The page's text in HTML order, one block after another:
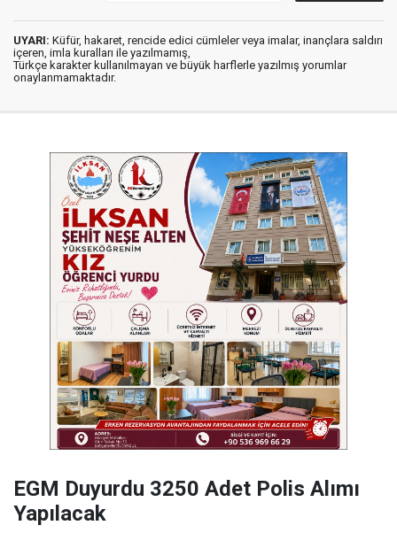
UYARI: Küfür, hakaret, rencide edici cümleler veya imalar, inançlara saldırı
içeren, imla kuralları ile yazılmamış,
Türkçe karakter kullanılmayan ve büyük harflerle yazılmış yorumlar
onaylanmamaktadır.
EGM Duyurdu 3250 Adet Polis Alımı
Yapılacak